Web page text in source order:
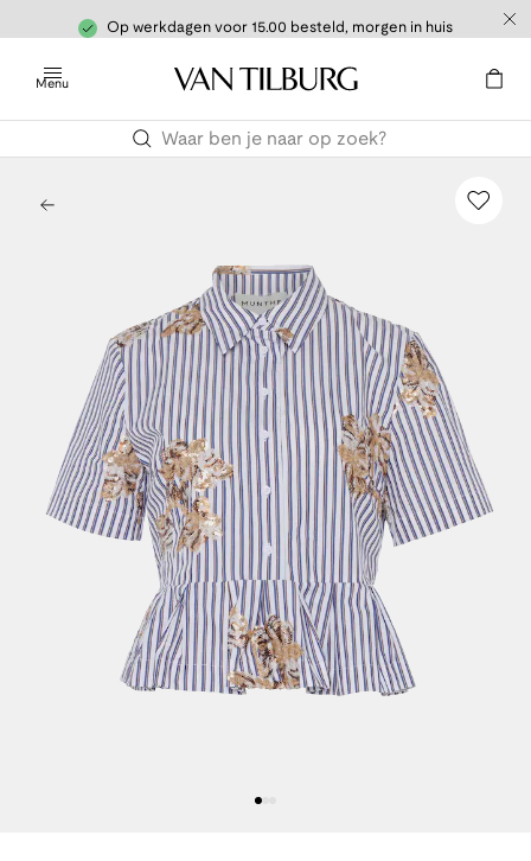
Op werkdagen voor 15.00 besteld, morgen in huis
Menu